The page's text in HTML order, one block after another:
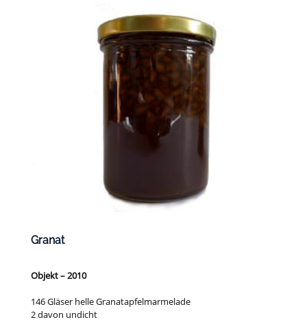
Granat
Objekt – 2010
146 Gläser helle Granatapfelmarmelade
2 davon undicht